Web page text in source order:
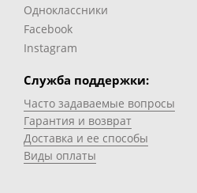
Одноклассники
Facebook
Instagram
Служба поддержки:
Часто задаваемые вопросы
Гарантия и возврат
Доставка и ее способы
Виды оплаты